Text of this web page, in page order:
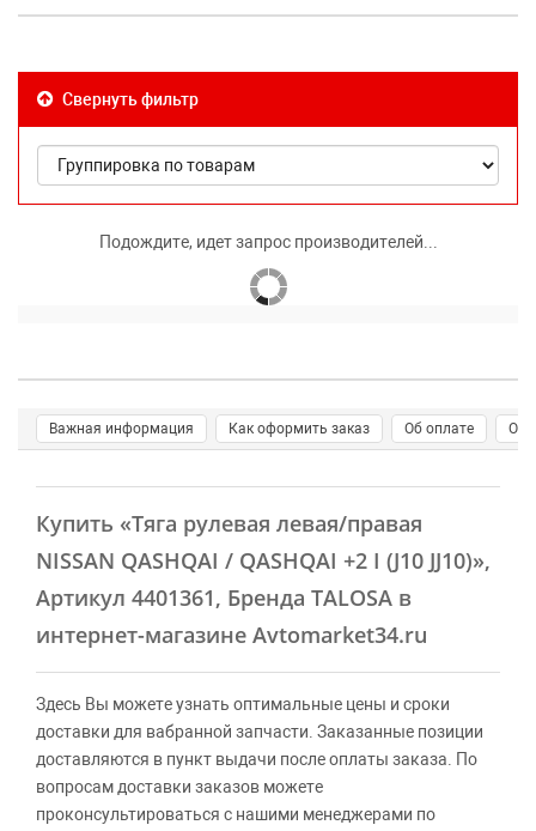
Свернуть фильтр
Подождите, идет запрос производителей...
Важная информация Как оформить заказ Об оплате О
Купить «Тяга рулевая левая/правая
NISSAN QASHQAI / QASHQAI +2 I (J10 JJ10)»,
Артикул 4401361, Бренда TALOSA в
интернет-магазине Avtomarket34.ru
Здесь Вы можете узнать оптимальные цены и сроки
доставки для вабранной запчасти. Заказанные позиции
доставляются в пункт выдачи после оплаты заказа. По
вопросам доставки заказов можете
проконсультироваться с нашими менеджерами по